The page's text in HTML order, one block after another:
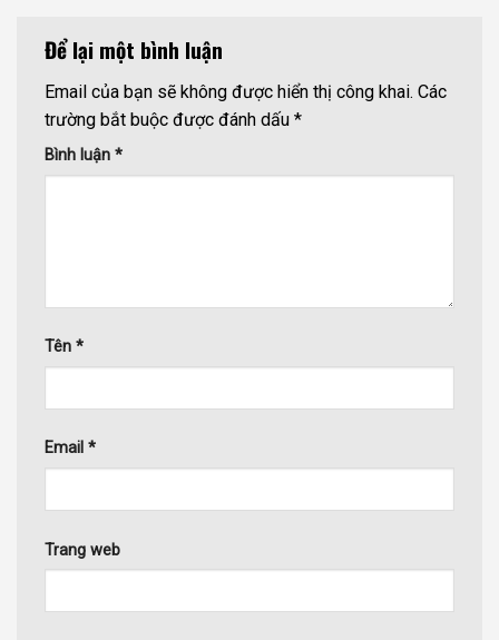
Để lại một bình luận
Email của bạn sẽ không được hiển thị công khai. Các
trường bắt buộc được đánh dấu *
Bình luận *
Tên *
Email *
Trang web